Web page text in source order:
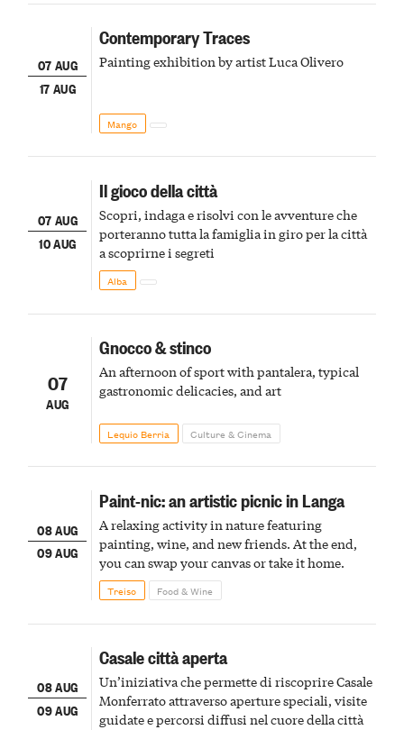
07 AUG
17 AUG
Contemporary Traces
Painting exhibition by artist Luca Olivero
Mango
07 AUG
10 AUG
Il gioco della città
Scopri, indaga e risolvi con le avventure che
porteranno tutta la famiglia in giro per la città
a scoprirne i segreti
Alba
07
AUG
Gnocco & stinco
An afternoon of sport with pantalera, typical
gastronomic delicacies, and art
Lequio Berria Culture & Cinema
08 AUG
09 AUG
Paint-nic: an artistic picnic in Langa
A relaxing activity in nature featuring
painting, wine, and new friends. At the end,
you can swap your canvas or take it home.
Treiso Food & Wine
08 AUG
09 AUG
Casale città aperta
Un’iniziativa che permette di riscoprire Casale
Monferrato attraverso aperture speciali, visite
guidate e percorsi diffusi nel cuore della città